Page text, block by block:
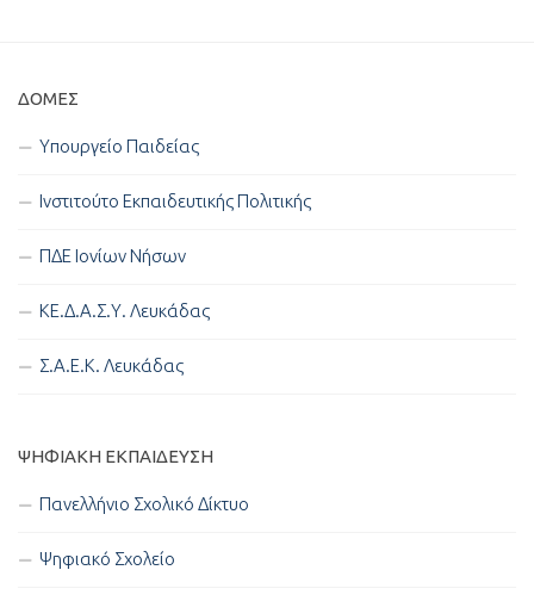
ΔΟΜΈΣ
Υπουργείο Παιδείας
Ινστιτούτο Εκπαιδευτικής Πολιτικής
ΠΔΕ Ιονίων Νήσων
ΚΕ.Δ.Α.Σ.Υ. Λευκάδας
Σ.Α.Ε.Κ. Λευκάδας
ΨΗΦΙΑΚΉ ΕΚΠΑΊΔΕΥΣΗ
Πανελλήνιο Σχολικό Δίκτυο
Ψηφιακό Σχολείο